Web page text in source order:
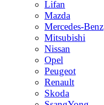
Lifan
Mazda
Mercedes-Benz
Mitsubishi
Nissan
Opel
Peugeot
Renault
Skoda